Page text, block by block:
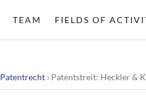
TEAM FIELDS OF
Patentrecht › Patentstreit: Heckler &